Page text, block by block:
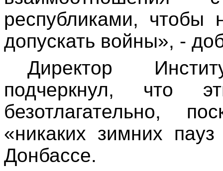
республиками, чтобы
допускать войны», -
Директор
подчеркнул, что
безотлагательно,
«никаких зимних
Донбассе.